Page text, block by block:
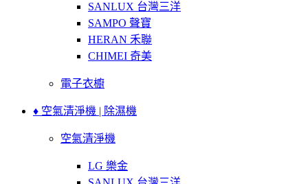
SANLUX 台灣三洋
SAMPO 聲寶
HERAN 禾聯
CHIMEI 奇美
電子衣櫥
♦ 空氣清淨機 | 除濕機
空氣清淨機
LG 樂金